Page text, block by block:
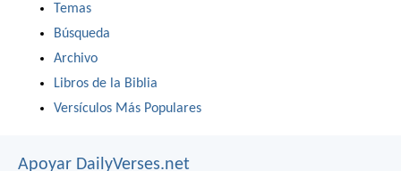
Temas
Búsqueda
Archivo
Libros de la Biblia
Versículos Más Populares
Apoyar DailyVerses.net